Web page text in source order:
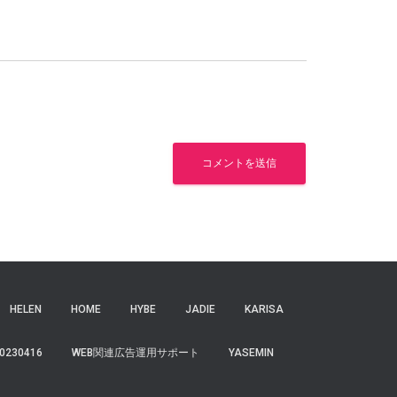
HELEN HOME HYBE JADIE KARISA
WEB関連広告運用サポート YASEMIN